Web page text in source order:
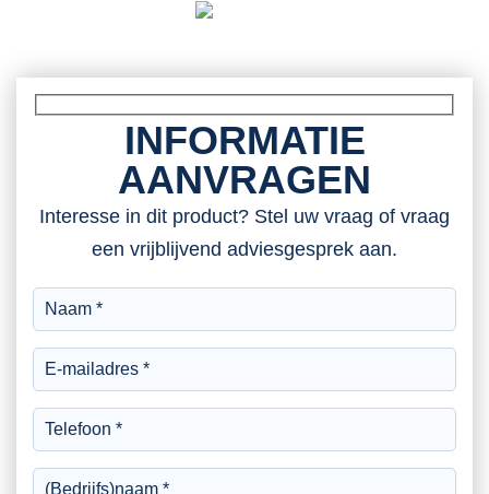
INFORMATIE
AANVRAGEN
Interesse in dit product? Stel uw vraag of vraag
een vrijblijvend adviesgesprek aan.